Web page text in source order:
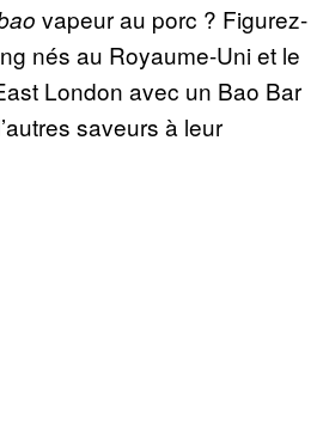
vapeur au porc ? Figurez-
nés au Royaume-Uni et le
London avec un Bao Bar
saveurs à leur